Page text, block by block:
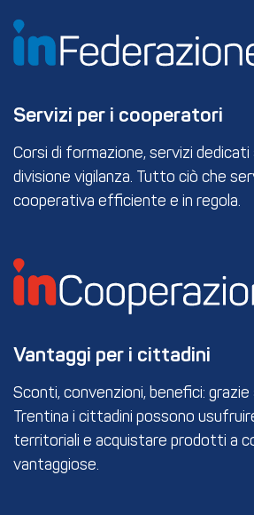
Servizi per i cooperatori
Corsi di formazione, servizi
divisione vigilanza. Tutto ciò che
cooperativa efficiente e in regola.
Vantaggi per i cittadini
Sconti, convenzioni, benefici:
Trentina i cittadini possono
territoriali e acquistare prodotti a
vantaggiose.